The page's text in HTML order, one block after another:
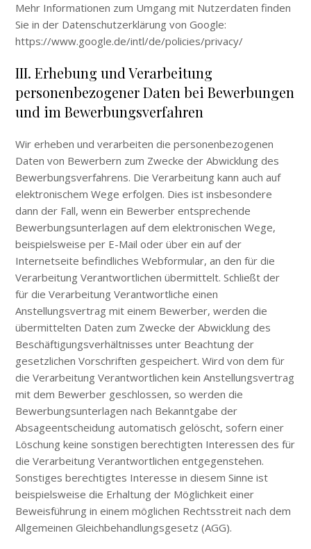
Mehr Informationen zum Umgang mit Nutzerdaten finden
Sie in der Datenschutzerklärung von Google:
https://www.google.de/intl/de/policies/privacy/
III. Erhebung und Verarbeitung
personenbezogener Daten bei Bewerbungen
und im Bewerbungsverfahren
Wir erheben und verarbeiten die personenbezogenen
Daten von Bewerbern zum Zwecke der Abwicklung des
Bewerbungsverfahrens. Die Verarbeitung kann auch auf
elektronischem Wege erfolgen. Dies ist insbesondere
dann der Fall, wenn ein Bewerber entsprechende
Bewerbungsunterlagen auf dem elektronischen Wege,
beispielsweise per E-Mail oder über ein auf der
Internetseite befindliches Webformular, an den für die
Verarbeitung Verantwortlichen übermittelt. Schließt der
für die Verarbeitung Verantwortliche einen
Anstellungsvertrag mit einem Bewerber, werden die
übermittelten Daten zum Zwecke der Abwicklung des
Beschäftigungsverhältnisses unter Beachtung der
gesetzlichen Vorschriften gespeichert. Wird von dem für
die Verarbeitung Verantwortlichen kein Anstellungsvertrag
mit dem Bewerber geschlossen, so werden die
Bewerbungsunterlagen nach Bekanntgabe der
Absageentscheidung automatisch gelöscht, sofern einer
Löschung keine sonstigen berechtigten Interessen des für
die Verarbeitung Verantwortlichen entgegenstehen.
Sonstiges berechtigtes Interesse in diesem Sinne ist
beispielsweise die Erhaltung der Möglichkeit einer
Beweisführung in einem möglichen Rechtsstreit nach dem
Allgemeinen Gleichbehandlungsgesetz (AGG).